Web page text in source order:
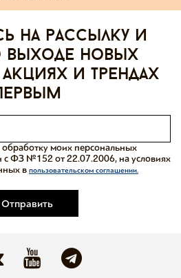
на рассылку и
выходе новых
и трендах
Отправить
обработку моих персональных
с ФЗ №152 от 22.07.2006, на условиях
в пользовательском соглашении.